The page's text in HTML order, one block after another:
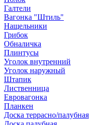
Галтели
Вагонка "Штиль"
Нащельники
Грибок
Обналичка
Плинтусы
Уголок внутренний
Уголок наружный
Штапик
Лиственница
Евровагонка
Планкен
Доска террасно/палубная